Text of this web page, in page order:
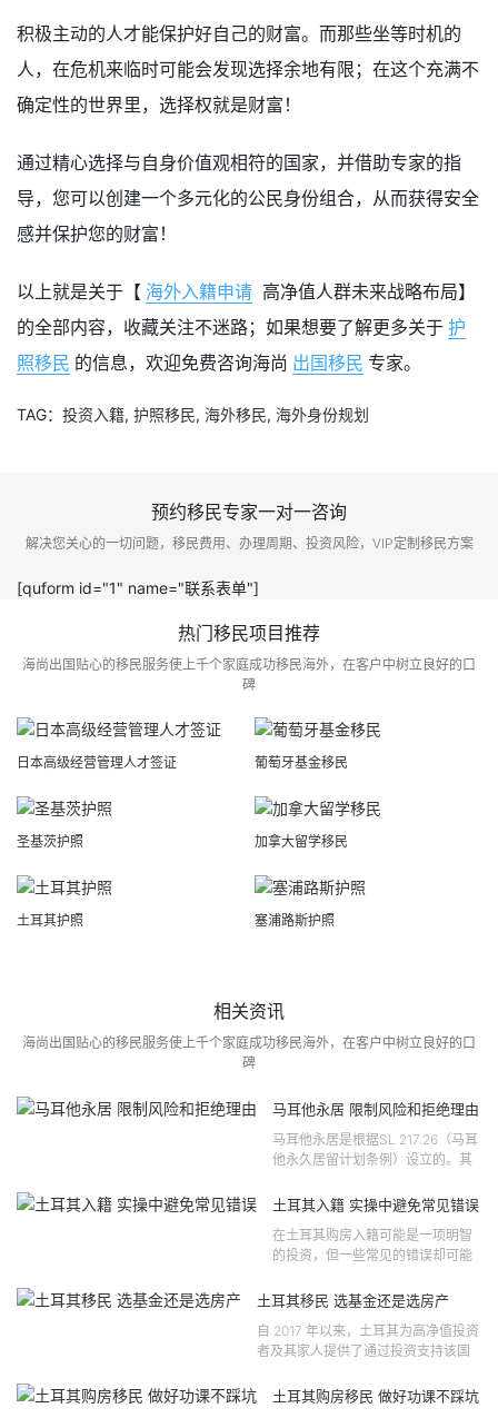
积极主动的人才能保护好自己的财富。而那些坐等时机的
人，在危机来临时可能会发现选择余地有限；在这个充满不
确定性的世界里，选择权就是财富！
通过精心选择与自身价值观相符的国家，并借助专家的指
导，您可以创建一个多元化的公民身份组合，从而获得安全
感并保护您的财富！
以上就是关于【 海外入籍申请 高净值人群未来战略布局】
的全部内容，收藏关注不迷路；如果想要了解更多关于 护
照移民 的信息，欢迎免费咨询海尚 出国移民 专家。
TAG： 投资入籍, 护照移民, 海外移民, 海外身份规划
预约移民专家一对一咨询
解决您关心的一切问题，移民费用、办理周期、投资风险，VIP定制移民方案
[quform id="1" name="联系表单"]
热门移民项目推荐
海尚出国贴心的移民服务使上千个家庭成功移民海外，在客户中树立良好的口
碑
日本高级经营管理人才签证 葡萄牙基金移民
圣基茨护照 加拿大留学移民
土耳其护照 塞浦路斯护照
相关资讯
海尚出国贴心的移民服务使上千个家庭成功移民海外，在客户中树立良好的口
碑
马耳他永居 限制风险和拒绝理由
马耳他永居是根据SL 217.26（马耳
他永久居留计划条例）设立的。其
121 号法律公告，并随后根据2024
土耳其入籍 实操中避免常见错误
在土耳其购房入籍可能是一项明智
的投资，但一些常见的错误却可能
失。许多投资者轻信营销宣传或不
土耳其移民 选基金还是选房产
自 2017 年以来，土耳其为高净值投资
者及其家人提供了通过投资支持该国
会。 该计划的一大亮点在于其涵盖广
土耳其购房移民 做好功课不踩坑